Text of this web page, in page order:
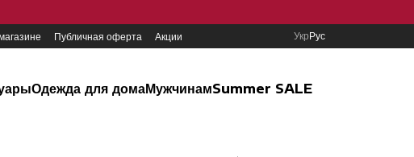
Публичная оферта Акции УкрРус
Одежда для домаМужчинамSummer SALE